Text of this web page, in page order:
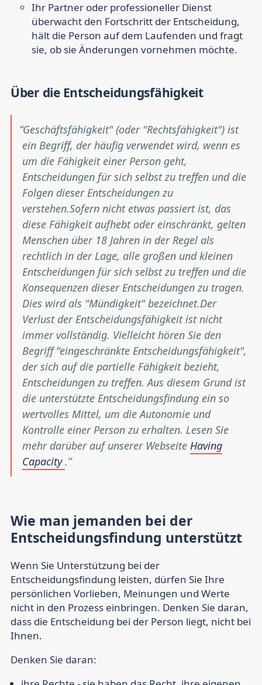
Ihr Partner oder professioneller Dienst
überwacht den Fortschritt der Entscheidung,
hält die Person auf dem Laufenden und fragt
sie, ob sie Änderungen vornehmen möchte.
Über die Entscheidungsfähigkeit
Geschäftsfähigkeit" (oder "Rechtsfähigkeit") ist
ein Begriff, der häufig verwendet wird, wenn es
um die Fähigkeit einer Person geht,
Entscheidungen für sich selbst zu treffen und die
Folgen dieser Entscheidungen zu
verstehen.Sofern nicht etwas passiert ist, das
diese Fähigkeit aufhebt oder einschränkt, gelten
Menschen über 18 Jahren in der Regel als
rechtlich in der Lage, alle großen und kleinen
Entscheidungen für sich selbst zu treffen und die
Konsequenzen dieser Entscheidungen zu tragen.
Dies wird als "Mündigkeit" bezeichnet.Der
Verlust der Entscheidungsfähigkeit ist nicht
immer vollständig. Vielleicht hören Sie den
Begriff "eingeschränkte Entscheidungsfähigkeit",
der sich auf die partielle Fähigkeit bezieht,
Entscheidungen zu treffen. Aus diesem Grund ist
die unterstützte Entscheidungsfindung ein so
wertvolles Mittel, um die Autonomie und
Kontrolle einer Person zu erhalten. Lesen Sie
mehr darüber auf unserer Webseite Having
Capacity.
Wie man jemanden bei der
Entscheidungsfindung unterstützt
Wenn Sie Unterstützung bei der
Entscheidungsfindung leisten, dürfen Sie Ihre
persönlichen Vorlieben, Meinungen und Werte
nicht in den Prozess einbringen. Denken Sie daran,
dass die Entscheidung bei der Person liegt, nicht bei
Ihnen.
Denken Sie daran: